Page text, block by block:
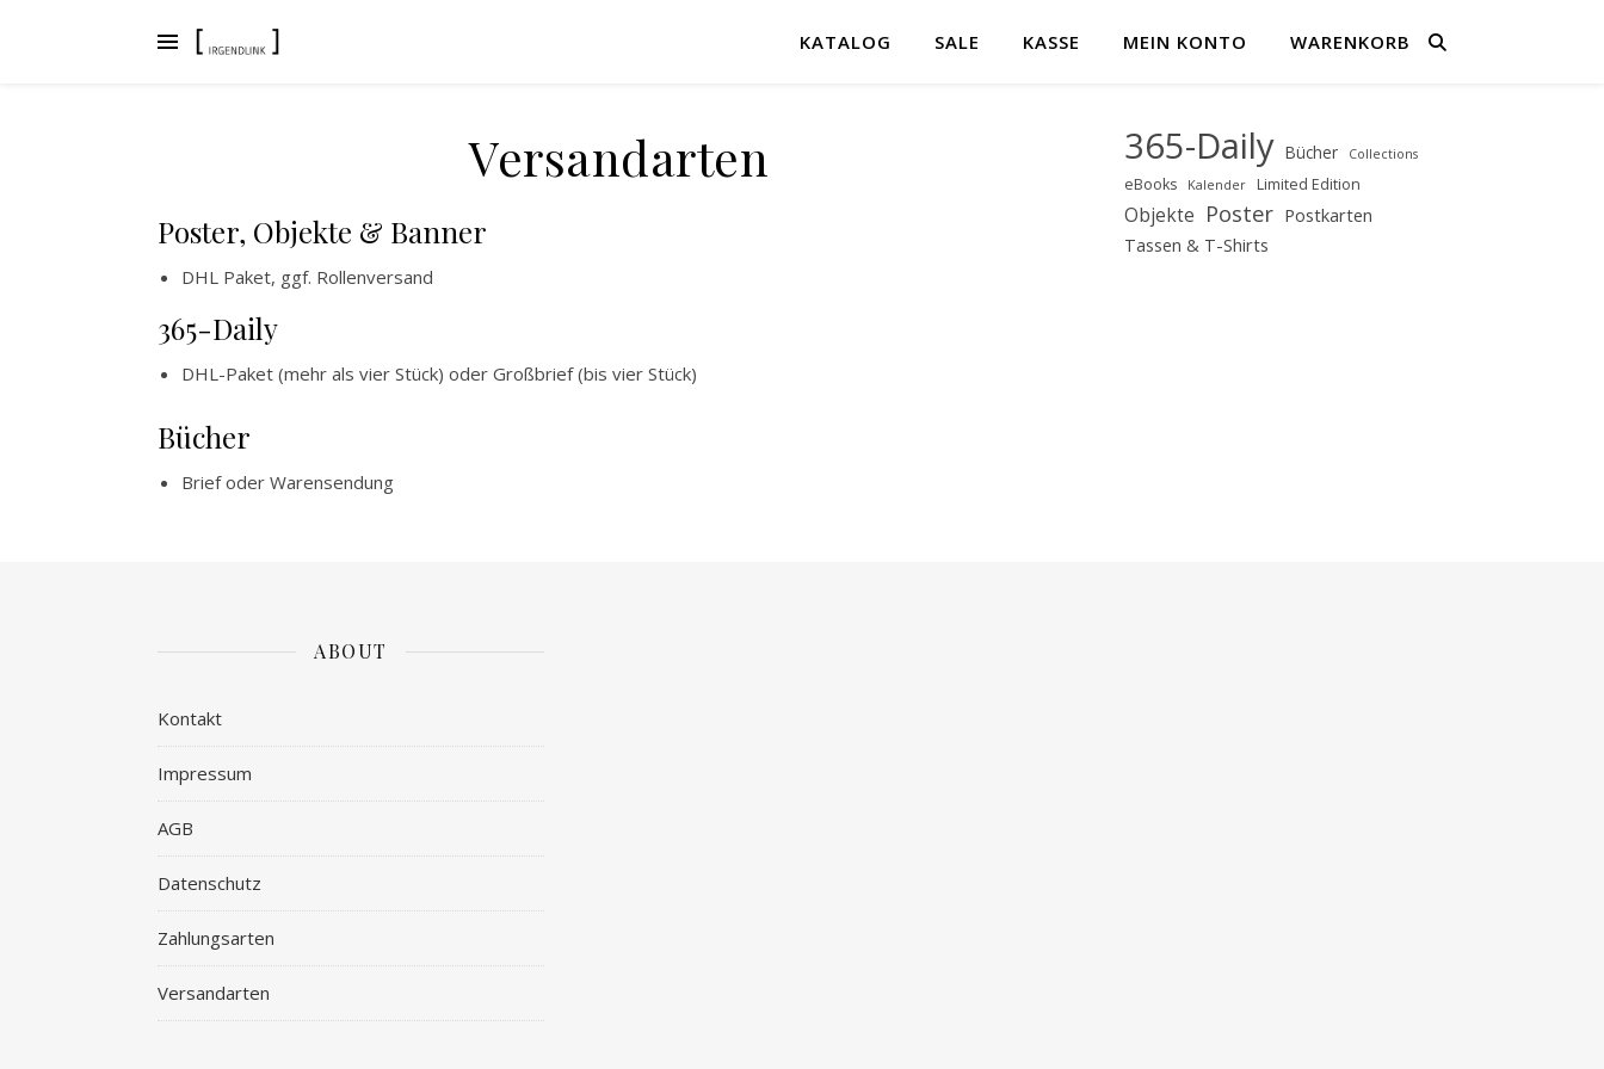
KATALOG SALE KASSE MEIN KONTO WARENKORB
Versandarten
Poster, Objekte & Banner
DHL Paket, ggf. Rollenversand
365-Daily
DHL-Paket (mehr als vier Stück) oder Großbrief (bis vier Stück)
Bücher
Brief oder Warensendung
365-Daily Bücher Collections
eBooks Kalender Limited Edition
Objekte Poster Postkarten
Tassen & T-Shirts
ABOUT
Kontakt
Impressum
AGB
Datenschutz
Zahlungsarten
Versandarten